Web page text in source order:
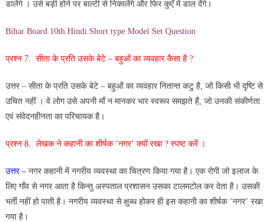
डालेंगे । उसे बड़ी होने पर बाल्टी से निकालेंगे और फिर कुएँ में डाल देंगे।
Bihar Board 10th Hindi Short type Model Set Question
प्रश्न 7. सीता के प्रति उसके बेटे – बहुओं का व्यवहार कैसा है ?
उत्तर – सीता के प्रति उसके बेटे – बहुओं का व्यवहार नितान्त कटु है, जो किसी भी दृष्टि से
उचित नहीं । वे लोग उसे अपनी माँ न मानकर भार स्वरूप समझते हैं, जो उनकी संकीर्णता
एवं संवेदनहीनता का परिचायक है।
प्रश्न 8. लेखक ने कहानी का शीर्षक ‘नगर’ क्यों रखा ? स्पष्ट करें ।
उत्तर –नगर कहानी में नगरीय व्यवस्था का चित्रण किया गया है। एक रोगी जो इलाज के
लिए गाँव से नगर आता है किन्तु अस्पताल प्रशासन उसका टालमटोल कर देता है। उसकी
भर्ती नहीं हो पाती है। नगरीय व्यवस्था से क्षुब्ध होकर ही इस कहानी का शीर्षक ‘नगर’ रखा
गया है।